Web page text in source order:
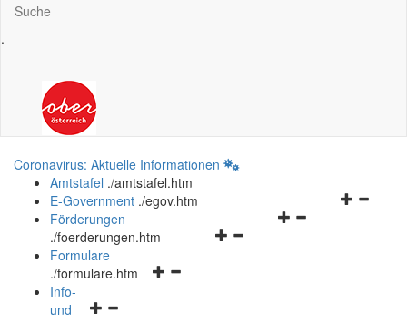
Suche
.
Coronavirus: Aktuelle Informationen
Amtstafel ./amtstafel.htm
Navigationsmenü
E-Government ./egov.htm
Navigationsmenü
Förderungen
./foerderungen.htm
Navigationsmenü
Formulare
./formulare.htm
Navigationsmenü
Info-
und